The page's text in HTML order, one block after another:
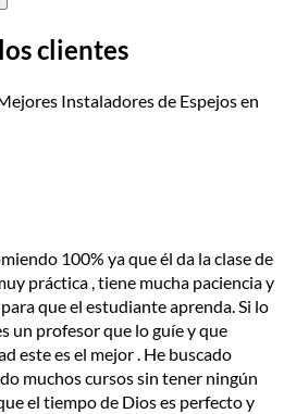
clientes
Instaladores de Espejos en
100% ya que él da la clase de
práctica , tiene mucha paciencia y
que el estudiante aprenda. Si lo
un profesor que lo guíe y que
este es el mejor . He buscado
muchos cursos sin tener ningún
el tiempo de Dios es perfecto y